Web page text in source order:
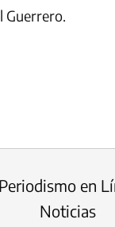
Guerrero.
en
Noticias